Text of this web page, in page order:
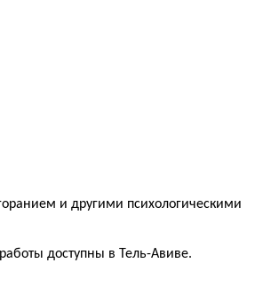
и другими психологическими
доступны в Тель-Авиве.